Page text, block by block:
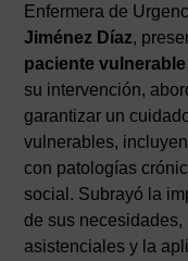
Enfermera de
Jiménez Díaz,
paciente
su intervención,
garantizar un
vulnerables,
con patologías
social. Subrayó la
de sus
asistenciales y la